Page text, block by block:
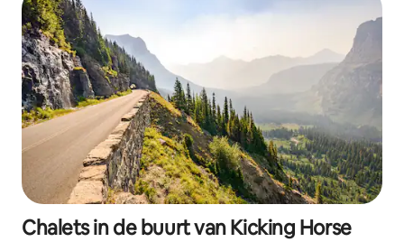
Chalets in de buurt van Kicking Horse